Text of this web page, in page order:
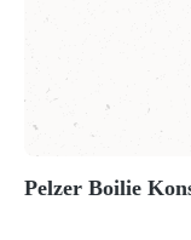
Pelzer Boilie